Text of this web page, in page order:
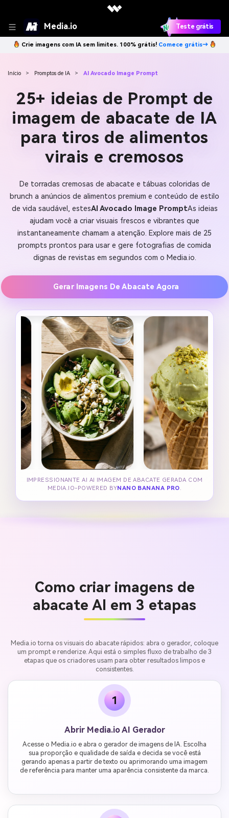
Media.io Teste grátis
Crie imagens com IA sem limites. 100% grátis! Comece grátis→
Início > Promptos de IA > AI Avocado Image Prompt
25+ ideias de Prompt de
imagem de abacate de IA
para tiros de alimentos
virais e cremosos
De torradas cremosas de abacate e tábuas coloridas de
brunch a anúncios de alimentos premium e conteúdo de estilo
de vida saudável, estesAI Avocado Image PromptAs ideias
ajudam você a criar visuais frescos e vibrantes que
instantaneamente chamam a atenção. Explore mais de 25
prompts prontos para usar e gere fotografias de comida
dignas de revistas em segundos com o Media.io.
Gerar Imagens De Abacate Agora
IMPRESSIONANTE AI AI IMAGEM DE ABACATE GERADA COM
MEDIA.IO-POWERED BYNANO BANANA PRO.
Como criar imagens de
abacate AI em 3 etapas
Media.io torna os visuais do abacate rápidos: abra o gerador, coloque
um prompt e renderize. Aqui está o simples fluxo de trabalho de 3
etapas que os criadores usam para obter resultados limpos e
consistentes.
1
Abrir Media.io AI Gerador
Acesse o Media.io e abra o gerador de imagens de IA. Escolha
sua proporção e qualidade de saída e decida se você está
gerando apenas a partir de texto ou aprimorando uma imagem
de referência para manter uma aparência consistente da marca.